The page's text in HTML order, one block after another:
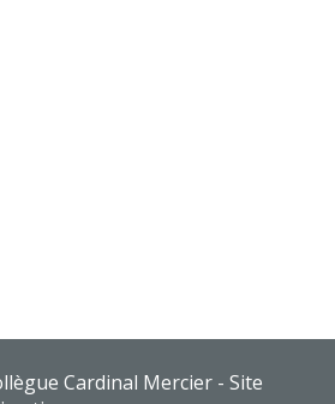
Cardinal Mercier - Site